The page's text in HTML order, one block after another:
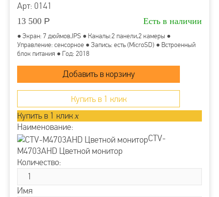
Арт: 0141
13 500 Р Есть в наличии
● Экран: 7 дюймов,IPS ● Каналы:2 панели,2 камеры ●
Управление: сенсорное ● Запись: есть (MicroSD) ● Встроенный
блок питания ● Год: 2018
Купить в 1 клик
Купить в 1 клик x
Наименование:
CTV-
M4703AHD Цветной монитор
Количество:
Имя